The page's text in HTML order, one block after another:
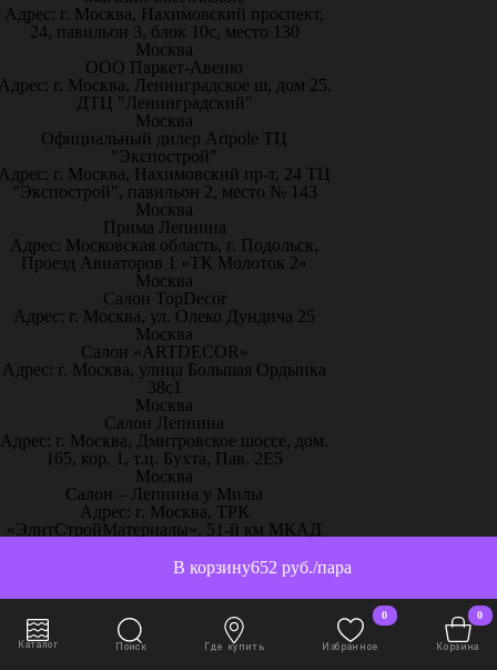
652 руб./пара
В корзину
Адрес: г. Москва, Нахимовский проспект,
24, павильон 3, блок 10с, место 130
Москва
ООО Паркет-Авeню
г. Москва, Ленинградское ш, дом 25.
ДТЦ "Ленинградский"
Москва
Официальный дилер Artpole ТЦ
"Экспострой"
г. Москва, Нахимовский пр-т, 24 ТЦ
"Экспострой", павильон 2, место № 143
Москва
Прима Лепнина
Адрес: Московская область, г. Подольск,
Проезд Авиаторов 1 «ТК Молоток 2»
Москва
Салон TopDecor
Адрес: г. Москва, ул. Олеко Дундича 25
Москва
Салон «ARTDECOR»
Адрес: г. Москва, улица Большая Ордынка
38с1
Москва
Салон Лепнина
Адрес: г. Москва, Дмитровское шоссе, дом.
165, кор. 1, т.ц. Бухта, Пав. 2Е5
Москва
Салон – Лепнина у Милы
Адрес: г. Москва, ТРК
«ЭлитСтройМатериалы», 51-й км МКАД
павильон С13
Творческий дом «Красота и уют»
Адрес: г. Москва, ул. Рябиновая, 41, ЭДЦ
Madex (2 этаж прямо от эскалатора эксп. 2-
27, 2-28)
Каталог Поиск Где купить
0
Избранное
0
Корзина